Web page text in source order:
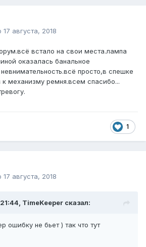
17 августа, 2018
встало на свои места.лампа
оказалась банальное
просто,в спешке
механизму ремня.всем спасибо...
1
17 августа, 2018
TimeKeeper сказал:
ошибку не бьет ) так что тут